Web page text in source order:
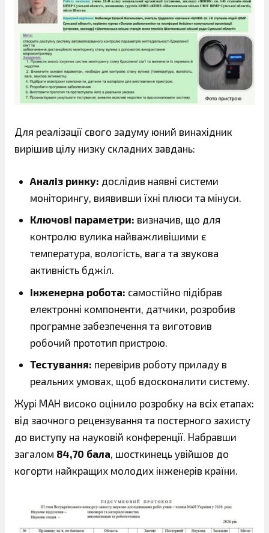
Для реалізації свого задуму юний винахідник
вирішив цілу низку складних завдань:
Аналіз ринку: дослідив наявні системи
моніторингу, виявивши їхні плюси та мінуси.
Ключові параметри: визначив, що для
контролю вулика найважливішими є
температура, вологість, вага та звукова
активність бджіл.
Інженерна робота: самостійно підібрав
електронні компоненти, датчики, розробив
програмне забезпечення та виготовив
робочий прототип пристрою.
Тестування: перевірив роботу приладу в
реальних умовах, щоб вдосконалити систему.
Журі МАН високо оцінило розробку на всіх етапах:
від заочного рецензування та постерного захисту
до виступу на науковій конференції. Набравши
загалом 84,70 бала , шосткинець увійшов до
когорти найкращих молодих інженерів країни.